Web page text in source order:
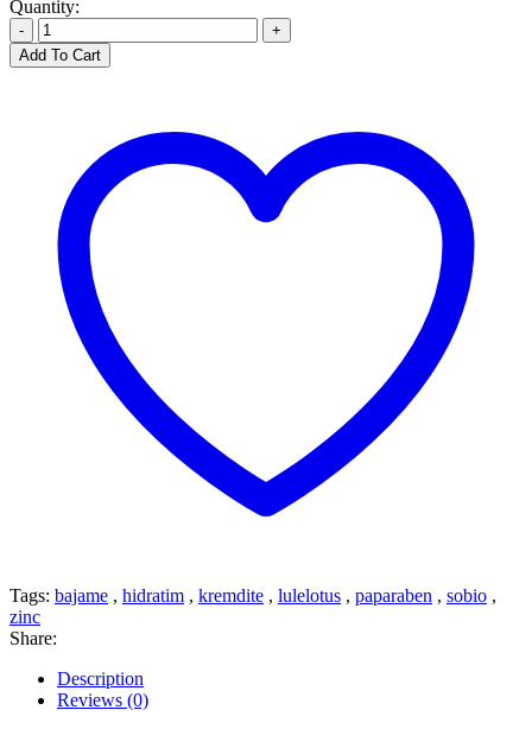
Quantity:
-
+
Add To Cart
Tags: bajame , hidratim , kremdite , lulelotus , paparaben , sobio ,
zinc
Share:
Description
Reviews (0)